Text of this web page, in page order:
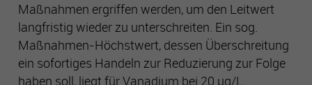
Maßnahmen ergriffen werden, um den Leitwert
langfristig wieder zu unterschreiten. Ein sog.
Maßnahmen-Höchstwert, dessen Überschreitung
ein sofortiges Handeln zur Reduzierung zur Folge
haben soll, liegt für Vanadium bei 20 µg/L.
US-Behörden zu Kontroll- und Überwachungszwecken
verarbeitet werden können.